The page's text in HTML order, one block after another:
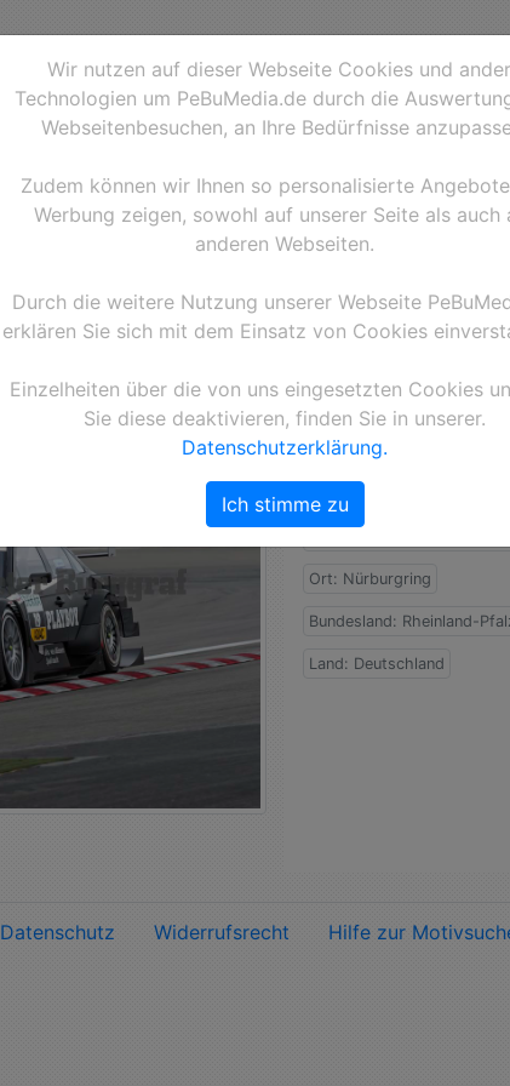
Der Audi A4 DTM mit
dem Team Audi Sport
auf dem Nürburgring
Ort: Nürburgring
Bundesland: Rheinland-
Land: Deutschland
Wir nutzen auf dieser Webseite Cookies und
Technologien um PeBuMedia.de durch die
Webseitenbesuchen, an Ihre Bedürfnisse
Zudem können wir Ihnen so personalisierte
Werbung zeigen, sowohl auf unserer Seite als auch
anderen Webseiten.
Durch die weitere Nutzung unserer Webseite
erklären Sie sich mit dem Einsatz von Cookies
Einzelheiten über die von uns eingesetzten Cookies
Sie diese deaktivieren, finden Sie in unserer.
Datenschutzerklärung.
Ich stimme zu
Datenschutz Widerrufsrecht Hilfe zur